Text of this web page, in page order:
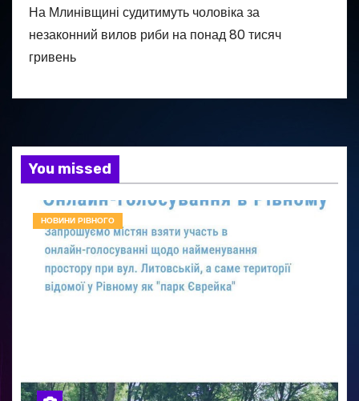
На Млинівщині судитимуть чоловіка за
незаконний вилов риби на понад 80 тисяч
гривень
You missed
НОВИНИ РІВНОГО